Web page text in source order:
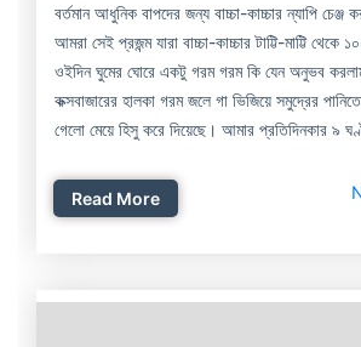
বর্তমান আধুনিক বাপদের জন্য বাচ্চা-কাচ্চার ন্যাপি চেঞ্জ
আমরা সেই প্রজন্ম যারা বাচ্চা-কাচ্চার টাট্টি-মাট্টি
ওইদিন ঘুমের ঘোরে একটু গরম গরম কি যেন অনুভব
কক্সবাজারের হালকা গরম জলে গা ভিজিয়ে সমুদ্রের
গেলো মেয়ে হিসু করে দিয়েছে। আমার প্রতিদিনকার ৯
Read More